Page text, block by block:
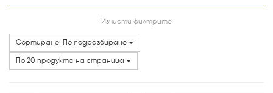
Категории
Изчисти филтрите
Сортиране: По подразбиране
По 20 продукта на страница